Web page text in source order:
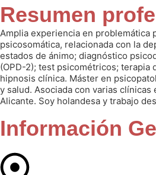
Resumen
Amplia experiencia en problemática
psicosomática, relacionada con la
estados de ánimo; diagnóstico
(OPD-2); test psicométricos; terapia
hipnosis clínica. Máster en
y salud. Asociada con varias clínicas
Alicante. Soy holandesa y trabajo
Información